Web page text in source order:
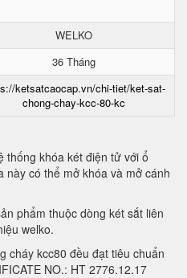
WELKO
36 Tháng
ketsatcaocap.vn/chi-tiet/ket-sat-
chong-chay-kcc-80-kc
thống khóa két điện tử với ổ
này có thể mở khóa và mở cánh
phẩm thuộc dòng két sắt liên
welko.
cháy kcc80 đều đạt tiêu chuẩn
NO.: HT 2776.12.17